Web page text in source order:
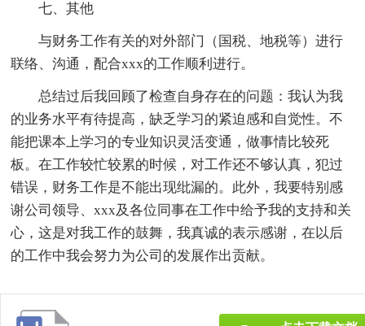
七、其他
与财务工作有关的对外部门（国税、地税等）进行
联络、沟通，配合xxx的工作顺利进行。
总结过后我回顾了检查自身存在的问题：我认为我
的业务水平有待提高，缺乏学习的紧迫感和自觉性。不
能把课本上学习的专业知识灵活变通，做事情比较死
板。在工作较忙较累的时候，对工作还不够认真，犯过
错误，财务工作是不能出现纰漏的。此外，我要特别感
谢公司领导、xxx及各位同事在工作中给予我的支持和关
心，这是对我工作的鼓舞，我真诚的表示感谢，在以后
的工作中我会努力为公司的发展作出贡献。